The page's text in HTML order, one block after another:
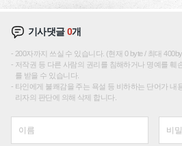
기사댓글0개
200자까지 쓰실 수 있습니다. (현재 0 byte / 최대
저작권 등 다른 사람의 권리를 침해하거나 명예를 훼
를 받을 수 있습니다.
타인에게 불쾌감을 주는 욕설 등 비하하는 단어가 내
리자의 판단에 의해 삭제 합니다.